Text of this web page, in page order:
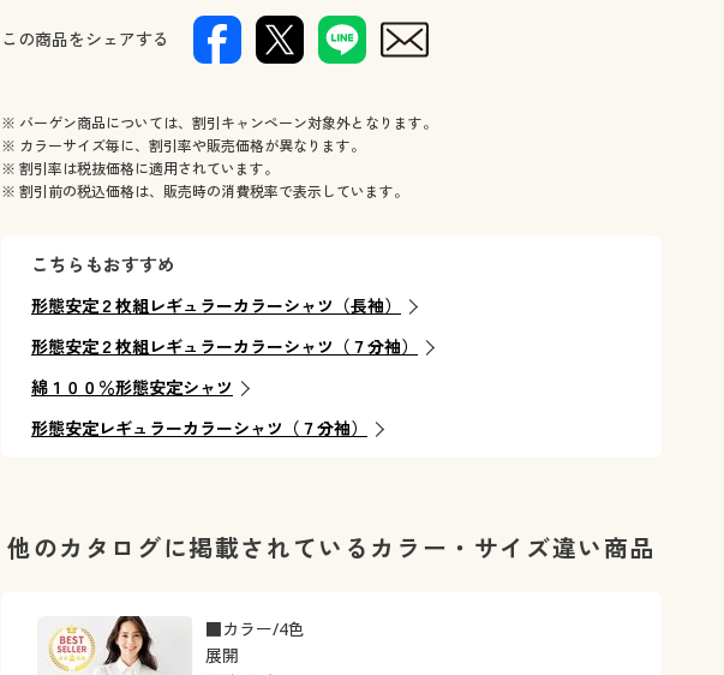
この商品をシェアする
※ バーゲン商品については、割引キャンペーン対象外となります。
※ カラーサイズ毎に、割引率や販売価格が異なります。
※ 割引率は税抜価格に適用されています。
※ 割引前の税込価格は、販売時の消費税率で表示しています。
こちらもおすすめ
形態安定２枚組レギュラーカラーシャツ（長袖）
形態安定２枚組レギュラーカラーシャツ（７分袖）
綿１００％形態安定シャツ
形態安定レギュラーカラーシャツ（７分袖）
他のカタログに掲載されているカラー・サイズ違い商品
■カラー/4色
展開